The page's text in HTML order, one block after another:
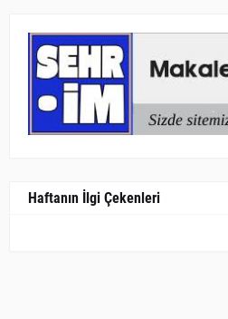
Haftanın İlgi Çekenleri